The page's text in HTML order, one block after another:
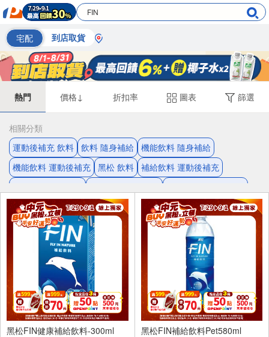
宅配 到店取貨
熱門 價格↓ 折扣率 圖表 篩選
相關分類
運動後補充 飲料 飲料 隨身補給
機能飲料 隨身補給
機能飲料 運動後補充 黑松 飲料 補給飲料 運動後補充
補給 飲料
24入
黑松FIN健康補給飲料-300ml
24入
黑松FIN補給飲料Pet580ml